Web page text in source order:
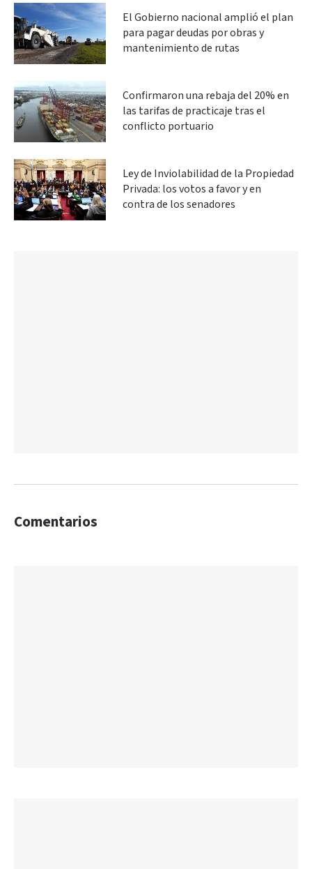
El Gobierno nacional amplió el plan
para pagar deudas por obras y
mantenimiento de rutas
Confirmaron una rebaja del 20% en
las tarifas de practicaje tras el
conflicto portuario
Ley de Inviolabilidad de la Propiedad
Privada: los votos a favor y en
contra de los senadores
Comentarios